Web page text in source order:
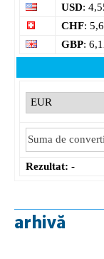
USD:
CHF:
GBP:
Rezultat: -
arhivă